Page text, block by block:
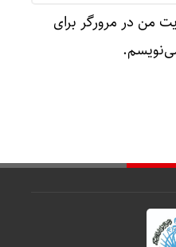
من در مرورگر برای